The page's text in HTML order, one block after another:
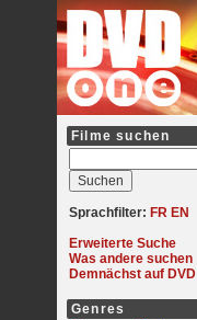
Filme suchen
Sprachfilter: FR EN
Erweiterte Suche
Was andere suchen
Demnächst auf DVD
Genres